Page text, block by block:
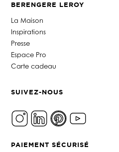
BERENGERE LEROY
La Maison
Inspirations
Presse
Espace Pro
Carte cadeau
SUIVEZ-NOUS
PAIEMENT SÉCURISÉ